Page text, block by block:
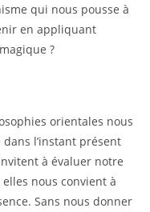
qui nous pousse à
en appliquant
?
orientales nous
l’instant présent
à évaluer notre
nous convient à
Sans nous donner